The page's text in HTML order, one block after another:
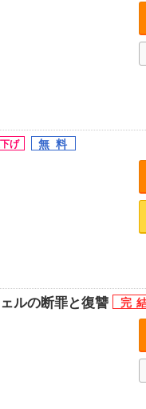
ルの断罪と復讐